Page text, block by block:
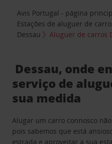
Avis Portugal - página
Estações de aluguer de
Dessau
Aluguer de carros
Dessau, onde
serviço de
sua medida
Alugar um carro connosco
pois sabemos que está
estrada e aproveitar a sua